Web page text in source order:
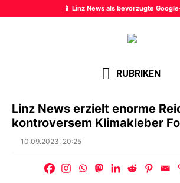
📱 Linz News als bevorzugte
RUBRIKEN
Linz News erzielt enorme
kontroversem Klimakleber
Posted
10.09.2023, 20:25